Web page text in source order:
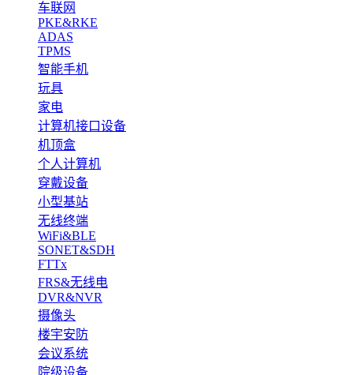
车联网
PKE&RKE
ADAS
TPMS
智能手机
玩具
家电
计算机接口设备
机顶盒
个人计算机
穿戴设备
小型基站
无线终端
WiFi&BLE
SONET&SDH
FTTx
FRS&无线电
DVR&NVR
摄像头
楼宇安防
会议系统
院级设备